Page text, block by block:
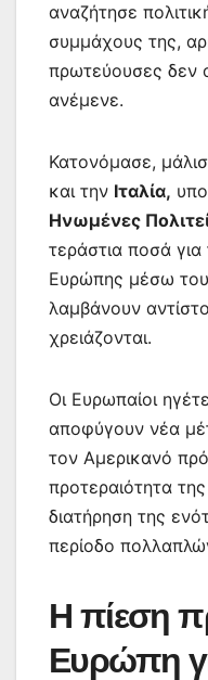
αναζήτησε
συμμάχους της,
πρωτεύουσες δεν
ανέμενε.
Κατονόμασε,
και την Ιταλία,
Ηνωμένες
τεράστια ποσά
Ευρώπης μέσω
λαμβάνουν
χρειάζονται.
Οι Ευρωπαίοι
αποφύγουν νέα
τον Αμερικανό
προτεραιότητα
διατήρηση της
περίοδο
Η πίεση
Ευρώπη